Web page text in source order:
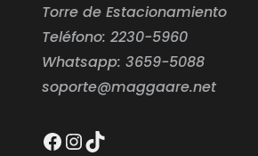
Torre de Estacionamiento
Teléfono: 2230-5960
Whatsapp: 3659-5088
soporte@maggaare.net
Facebook
Instagram
TikTok